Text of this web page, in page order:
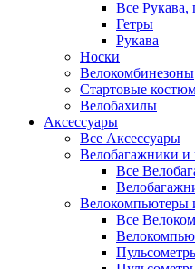
Все Рукава,
Гетры
Рукава
Носки
Велокомбинезоны
Стартовые
Велобахилы
Аксессуары
Все Аксессуары
Велобагажники и
Все
Велокомпьютеры
Все